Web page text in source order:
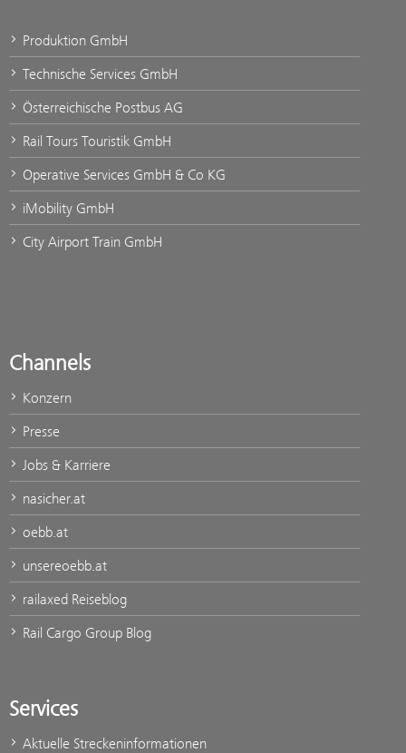
Produktion GmbH
Technische Services GmbH
Österreichische Postbus AG
Rail Tours Touristik GmbH
Operative Services GmbH & Co KG
iMobility GmbH
City Airport Train GmbH
Channels
Konzern
Presse
Jobs & Karriere
nasicher.at
oebb.at
unsereoebb.at
railaxed Reiseblog
Rail Cargo Group Blog
Services
Aktuelle Streckeninformationen